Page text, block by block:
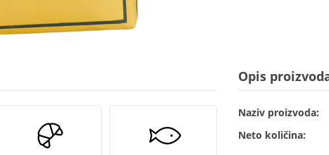
Opis
Naziv proizvoda:
Neto količina: